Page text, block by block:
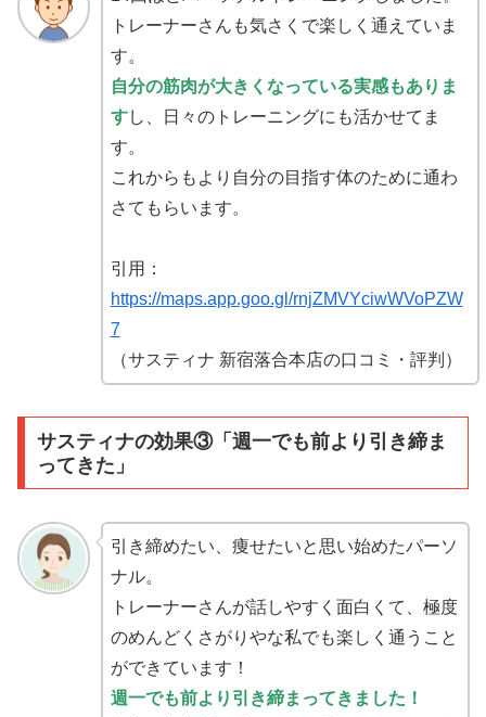
トレーナーさんも気さくで楽しく通えていま
す。
自分の筋肉が大きくなっている実感もありま
すし、日々のトレーニングにも活かせてま
す。
これからもより自分の目指す体のために通わ
さてもらいます。
引用：
https://maps.app.goo.gl/rnjZMVYciwWVoPZW
7
（サスティナ 新宿落合本店の口コミ・評判）
サスティナの効果③「週一でも前より引き締ま
ってきた」
引き締めたい、痩せたいと思い始めたパーソ
ナル。
トレーナーさんが話しやすく面白くて、極度
のめんどくさがりやな私でも楽しく通うこと
ができています！
週一でも前より引き締まってきました！